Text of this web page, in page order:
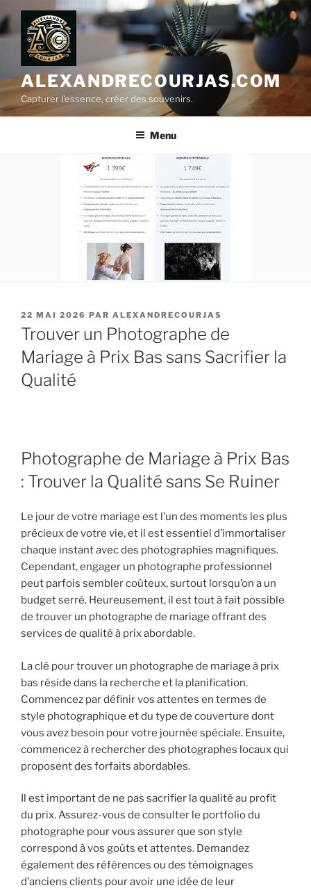
Aller
au
contenu
principal
ALEXANDRECOURJAS.COM
Capturer l'essence, créer des souvenirs.
Menu
PUBLIÉ
LE
22 MAI 2026 PAR ALEXANDRECOURJAS
Trouver un Photographe de
Mariage à Prix Bas sans Sacrifier la
Qualité
Photographe de Mariage à Prix Bas
: Trouver la Qualité sans Se Ruiner
Le jour de votre mariage est l’un des moments les plus
précieux de votre vie, et il est essentiel d’immortaliser
chaque instant avec des photographies magnifiques.
Cependant, engager un photographe professionnel
peut parfois sembler coûteux, surtout lorsqu’on a un
budget serré. Heureusement, il est tout à fait possible
de trouver un photographe de mariage offrant des
services de qualité à prix abordable.
La clé pour trouver un photographe de mariage à prix
bas réside dans la recherche et la planification.
Commencez par définir vos attentes en termes de
style photographique et du type de couverture dont
vous avez besoin pour votre journée spéciale. Ensuite,
commencez à rechercher des photographes locaux qui
proposent des forfaits abordables.
Il est important de ne pas sacrifier la qualité au profit
du prix. Assurez-vous de consulter le portfolio du
photographe pour vous assurer que son style
correspond à vos goûts et attentes. Demandez
également des références ou des témoignages
d’anciens clients pour avoir une idée de leur